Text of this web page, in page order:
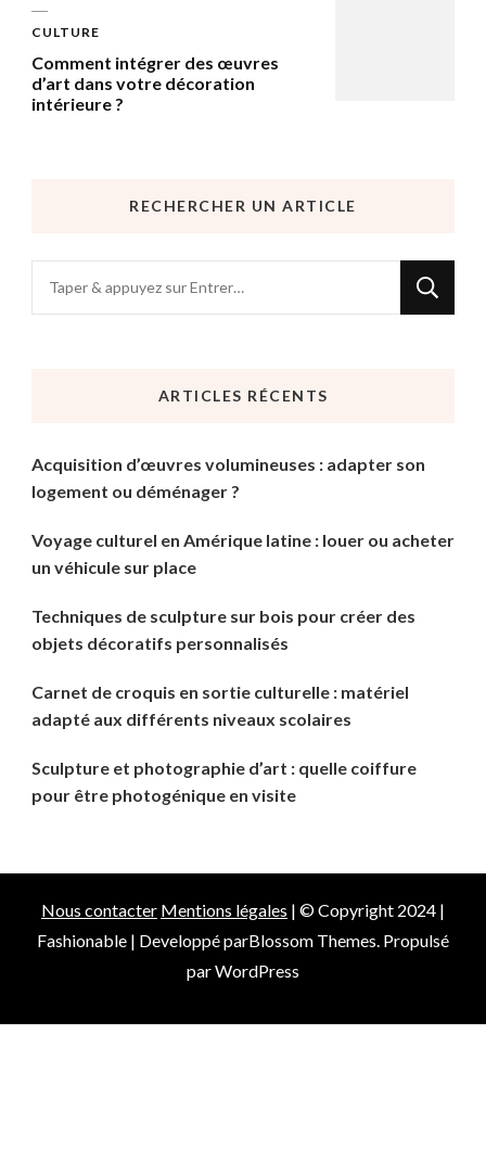
CULTURE
Comment intégrer des œuvres
d’art dans votre décoration
intérieure ?
RECHERCHER UN ARTICLE
recherchiez
ARTICLES RÉCENTS
Acquisition d’œuvres volumineuses : adapter son
logement ou déménager ?
Voyage culturel en Amérique latine : louer ou acheter
un véhicule sur place
Techniques de sculpture sur bois pour créer des
objets décoratifs personnalisés
Carnet de croquis en sortie culturelle : matériel
adapté aux différents niveaux scolaires
Sculpture et photographie d’art : quelle coiffure
pour être photogénique en visite
Nous contacter Mentions légales | © Copyright 2024 |
Fashionable | Developpé parBlossom Themes. Propulsé
parWordPress